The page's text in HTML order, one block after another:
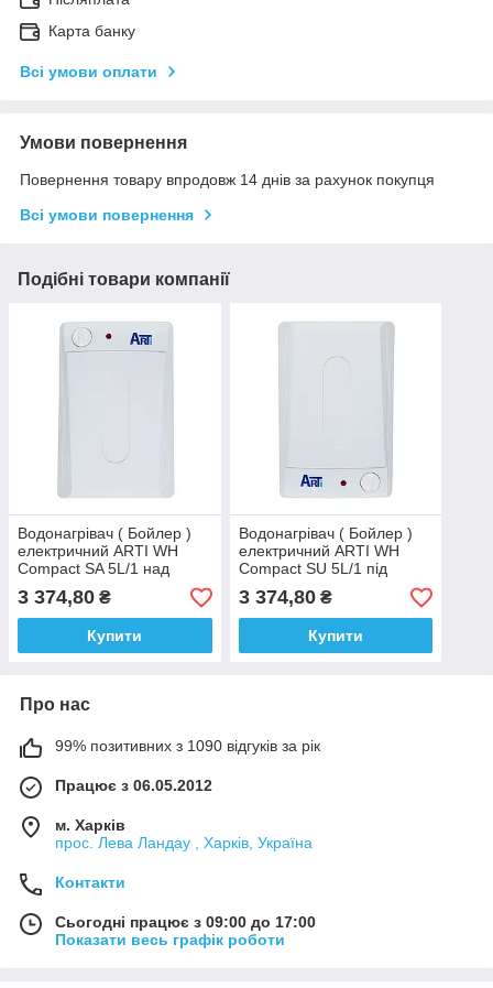
Карта банку
Всі умови оплати
Умови повернення
Повернення товару впродовж 14 днів за рахунок покупця
Всі умови повернення
Подібні товари компанії
Водонагрівач ( Бойлер )
електричний ARTI WH
Compact SA 5L/1 над
мийку
3 374,80 ₴
Купити
Водонагрівач ( Бойлер )
електричний ARTI WH
Compact SU 5L/1 під
мийку
3 374,80₴
Купити
Про нас
99% позитивних з 1090 відгуків за рік
Працює з 06.05.2012
м. Харків
прос. Лева Ландау , Харків, Україна
Контакти
Сьогодні працює з 09:00 до 17:00
Показати весь графік роботи